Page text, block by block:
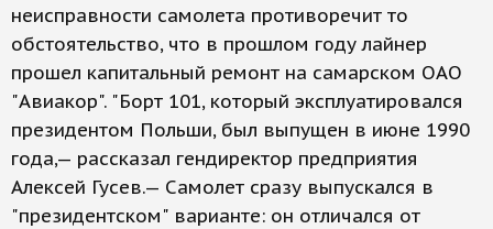
неисправности самолета противоречит то
обстоятельство, что в прошлом году лайнер
прошел капитальный ремонт на самарском ОАО
"Авиакор". "Борт 101, который эксплуатировался
президентом Польши, был выпущен в июне 1990
года,— рассказал гендиректор предприятия
Алексей Гусев.— Самолет сразу выпускался в
"президентском" варианте: он отличался от